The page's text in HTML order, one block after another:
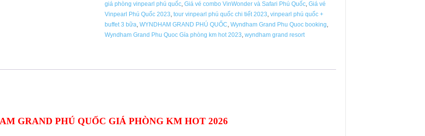
KM
HOT
2026
số
giá phòng vinpearl phú quốc,Giá vé combo VinWonder và Safari Phú Quốc,Giá vé
Vinpearl Phú Quốc 2023,tour vinpearl phú quốc chi tiết 2023,vinpearl phú quốc +
buffet 3 bữa,WYNDHAM GRAND PHÚ QUỐC,Wyndham Grand Phu Quoc booking,
Wyndham Grand Phu Quoc Gía phòng km hot 2023,wyndham grand resort
GRAND PHÚ QUỐC GIÁ PHÒNG KM HOT 2026